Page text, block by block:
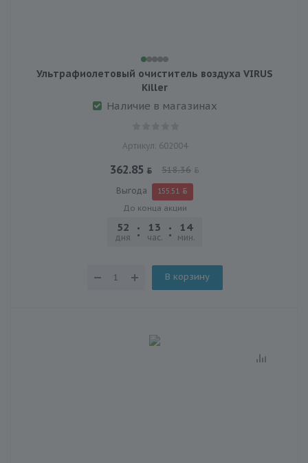
Ультрафиолетовый очиститель воздуха VIRUS
Killer
Наличие в магазинах
Артикул: 602004
362.85 518.36
Выгода 155.51
До конца акции
52
дня
13
час.
14
мин.
В корзину